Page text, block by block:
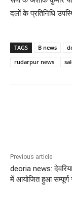
दलों के प्रतिनिधि
TAGS B news
rudarpur news
Previous article
deoria news:
में आयोजित हुआ सम्पूर्ण